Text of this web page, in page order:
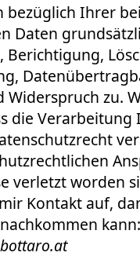
bezüglich Ihrer
Daten
Berichtigung,
zu.
die Verarbeitung
verletzt worden
Kontakt auf,
kann: